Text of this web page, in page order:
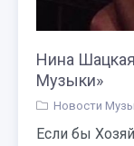
Нина
Музыки»
Новости
Если бы